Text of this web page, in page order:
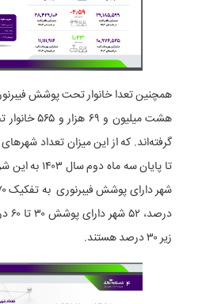
همچنین تعدا خانوار تحت پوشش
هشت میلیون
گرفته‌اند. که از این میزان تعداد
زیر ۳۰ درصد هستند.